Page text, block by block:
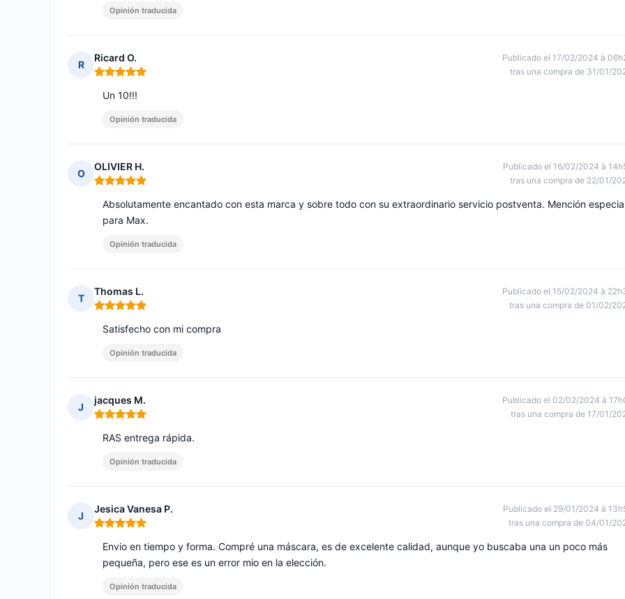
Opinión traducida
R
Ricard O.
Nota: 5 de 5
Publicado el 17/02/2024 à
tras una compra de 31/01/
Un 10!!!
Opinión traducida
O
OLIVIER H.
Nota: 5 de 5
Publicado el 16/02/2024 à
tras una compra de 22/01/
Absolutamente encantado con esta marca y sobre todo con su extraordinario servicio postventa. Mención
para Max.
Opinión traducida
T
Thomas L.
Nota: 5 de 5
Publicado el 15/02/2024 à
tras una compra de 01/02/
Satisfecho con mi compra
Opinión traducida
J
jacques M.
Nota: 5 de 5
Publicado el 02/02/2024 à
tras una compra de 17/01/
RAS entrega rápida.
Opinión traducida
J
Jesica Vanesa P.
Nota: 5 de 5
Publicado el 29/01/2024 à
tras una compra de 04/01/
Envio en tiempo y forma. Compré una máscara, es de excelente calidad, aunque yo buscaba una un poco más
pequeña, pero ese es un error mio en la elección.
Opinión traducida